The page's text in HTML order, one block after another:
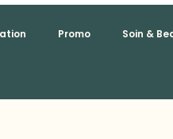
Promo Soin &